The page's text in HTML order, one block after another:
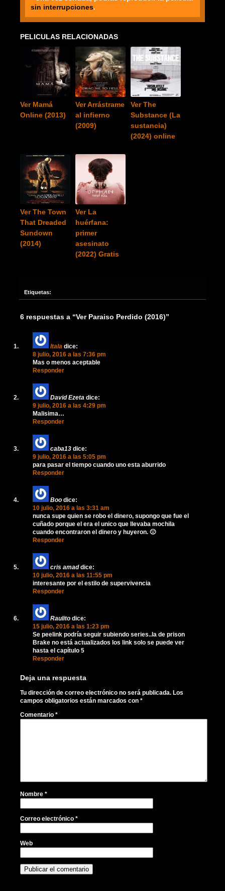
sin interrupciones.
PELICULAS RELACIONADAS
Ver Mamá
Online (2013)
Ver Arrástrame
al infierno
(2009)
Ver The
Substance (La
sustancia)
(2024) online
Ver The Town
That Dreaded
Sundown
(2014)
Ver La
huérfana:
primer
asesinato
(2022) Gratis
Etiquetas:
6 respuestas a “Ver Paraiso Perdido (2016)”
Itala dice:
8 julio, 2016 a las 7:36 pm
Mas o menos aceptable
Responder
David Ezeta dice:
9 julio, 2016 a las 4:29 pm
Malisima…
Responder
caba13 dice:
9 julio, 2016 a las 5:05 pm
para pasar el tiempo cuando uno esta aburrido
Responder
Boo dice:
10 julio, 2016 a las 3:31 am
nunca supe quien se robo el dinero, supongo que fue el
cuñado porque el era el unico que llevaba mochila
cuando encontraron el dinero y huyeron. 🙁
Responder
cris amad dice:
10 julio, 2016 a las 11:55 pm
interesante por el estilo de supervivencia
Responder
Raulito dice:
15 julio, 2016 a las 1:23 pm
Se peelink podría seguir subiendo series..la de prison
Brake no está actualizados los link solo se puede ver
hasta el capítulo 5
Responder
Deja una respuesta
Tu dirección de correo electrónico no será publicada. Los
campos obligatorios están marcados con *
Comentario *
Nombre *
Correo electrónico *
Web